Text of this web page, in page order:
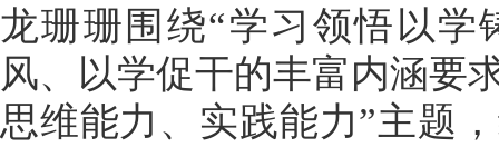
龙珊珊围绕“学习领悟以学
风、以学促干的丰富内涵要
思维能力、实践能力”主题